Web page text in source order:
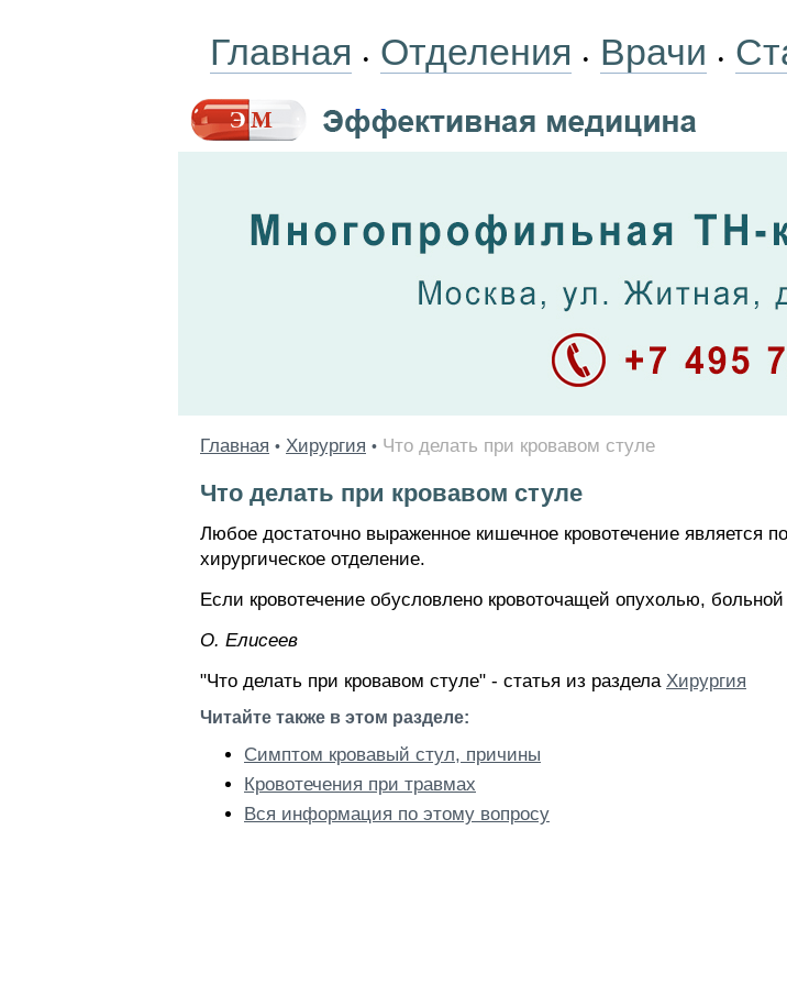
Главная • Отделения • Врачи •
Главная • Хирургия • Что делать при кровавом стуле
Что делать при кровавом стуле
Любое достаточно выраженное кишечное кровотечение является
хирургическое отделение.
Если кровотечение обусловлено кровоточащей опухолью,
О. Елисеев
"Что делать при кровавом стуле" - статья из раздела Хирургия
Читайте также в этом разделе:
Симптом кровавый стул, причины
Кровотечения при травмах
Вся информация по этому вопросу